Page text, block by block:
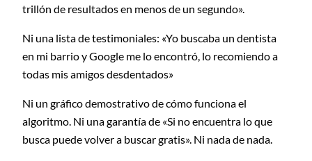
trillón de resultados en menos de un segundo».
Ni una lista de testimoniales: «Yo buscaba un dentista
en mi barrio y Google me lo encontró, lo recomiendo a
todas mis amigos desdentados»
Ni un gráfico demostrativo de cómo funciona el
algoritmo. Ni una garantía de «Si no encuentra lo que
busca puede volver a buscar gratis». Ni nada de nada.